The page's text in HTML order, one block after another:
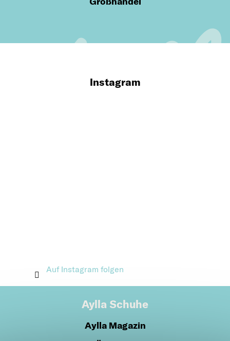
Instagram
Auf Instagram folgen
Aylla Schuhe
Aylla Magazin